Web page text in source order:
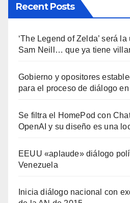
Recent Posts
‘The Legend of Zelda’ será
Sam Neill… que ya tiene
Gobierno y opositores
para el proceso de diálogo
Se filtra el HomePod con
OpenAI y su diseño es una
EEUU «aplaude» diálogo
Venezuela
Inicia diálogo nacional con